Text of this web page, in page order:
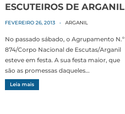
ESCUTEIROS DE ARGANIL
FEVEREIRO 26, 2013 - ARGANIL
No passado sábado, o Agrupamento N.º
874/Corpo Nacional de Escutas/Arganil
esteve em festa. A sua festa maior, que
são as promessas daqueles…
Leia mais